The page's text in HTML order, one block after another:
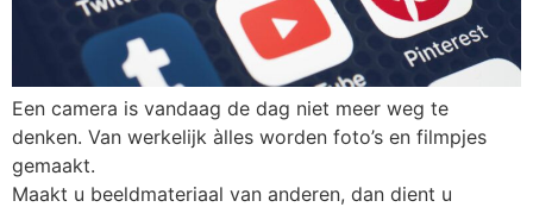
Een camera is vandaag de dag niet meer weg te
denken. Van werkelijk àlles worden foto’s en filmpjes
gemaakt.
Maakt u beeldmateriaal van anderen, dan dient u